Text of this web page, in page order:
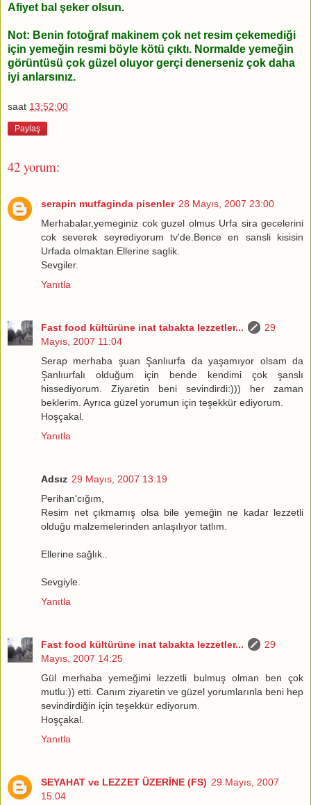
Afiyet bal şeker olsun.
Not: Benin fotoğraf makinem çok net resim çekemediği
için yemeğin resmi böyle kötü çıktı. Normalde yemeğin
görüntüsü çok güzel oluyor gerçi denerseniz çok daha
iyi anlarsınız.
saat 13:52:00
Paylaş
42 yorum:
serapin mutfaginda pisenler 28 Mayıs, 2007 23:00
Merhabalar,yemeginiz cok guzel olmus Urfa sira gecelerini
cok severek seyrediyorum tv'de.Bence en sansli kisisin
Urfada olmaktan.Ellerine saglik.
Sevgiler.
Yanıtla
Fast food kültürüne inat tabakta lezzetler...
29
Mayıs, 2007 11:04
Serap merhaba şuan Şanlıurfa da yaşamıyor olsam da
Şanlıurfalı olduğum için bende kendimi çok şanslı
hissediyorum. Ziyaretin beni sevindirdi:))) her zaman
beklerim. Ayrıca güzel yorumun için teşekkür ediyorum.
Hoşçakal.
Yanıtla
Adsız 29 Mayıs, 2007 13:19
Perihan'cığım,
Resim net çıkmamış olsa bile yemeğin ne kadar lezzetli
olduğu malzemelerinden anlaşılıyor tatlım.
Ellerine sağlık..
Sevgiyle.
Yanıtla
Fast food kültürüne inat tabakta lezzetler...
29
Mayıs, 2007 14:25
Gül merhaba yemeğimi lezzetli bulmuş olman ben çok
mutlu:)) etti. Canım ziyaretin ve güzel yorumlarınla beni hep
sevindirdiğin için teşekkür ediyorum.
Hoşçakal.
Yanıtla
SEYAHAT ve LEZZET ÜZERİNE (FS) 29 Mayıs, 2007
15:04